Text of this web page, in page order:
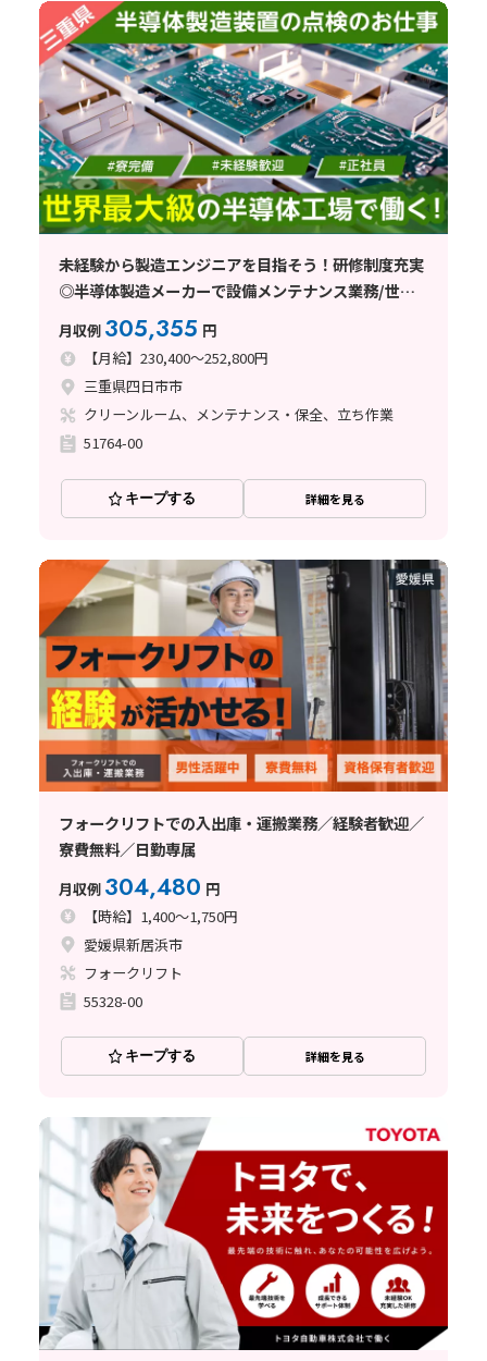
未経験から製造エンジニアを目指そう！研修制度充実
◎半導体製造メーカーで設備メンテナンス業務/世界
最大級の半導体工場で勤務！＜三重県四日市＞
月収例 305,355 円
【月給】230,400～252,800円
三重県四日市市
クリーンルーム、メンテナンス・保全、立ち作業
51764-00
キープする 詳細を見る
フォークリフトでの入出庫・運搬業務／経験者歓迎／
寮費無料／日勤専属
月収例 304,480 円
【時給】1,400～1,750円
愛媛県新居浜市
フォークリフト
55328-00
キープする 詳細を見る